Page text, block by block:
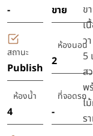
- ขาย
สถานะ
Publish
ห้องนอน
2
ห้องน้ำ
4
ที่จอดรถ
-
ข
เ
ว
5
ส
พ
ไ
ร